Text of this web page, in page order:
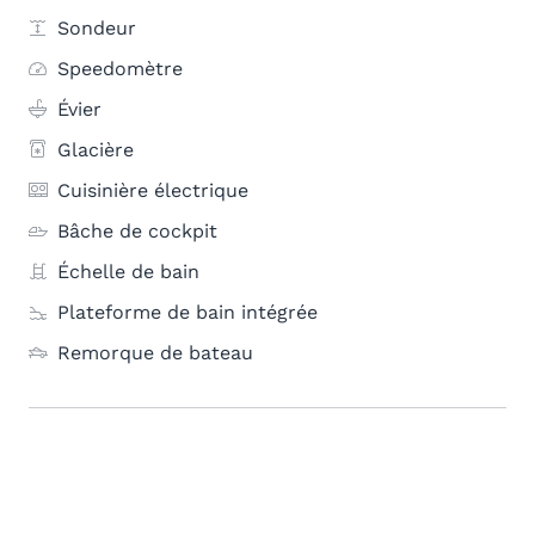
Sondeur
Speedomètre
Évier
Glacière
Cuisinière électrique
Bâche de cockpit
Échelle de bain
Plateforme de bain intégrée
Remorque de bateau